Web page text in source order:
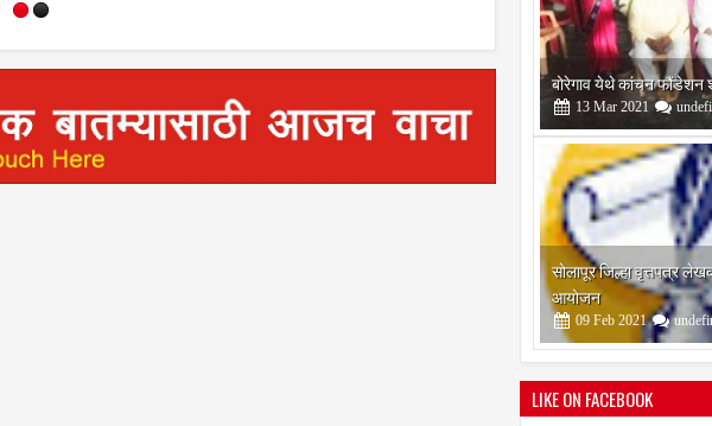
सोलापूर जिल्हा वृत्तपत्र
आयोजन
09 Feb 2021
श्री मल्लिकार्जुन
25 Mar 2021
LIKE ON FACEBOOK